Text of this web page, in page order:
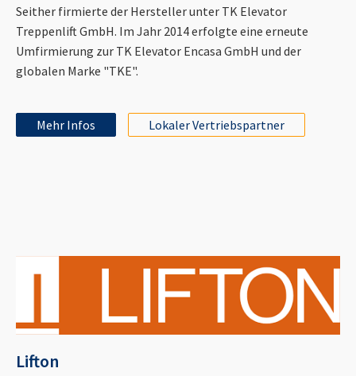
Seither firmierte der Hersteller unter TK Elevator
Treppenlift GmbH. Im Jahr 2014 erfolgte eine erneute
Umfirmierung zur TK Elevator Encasa GmbH und der
globalen Marke "TKE".
Mehr Infos Lokaler Vertriebspartner
Lifton